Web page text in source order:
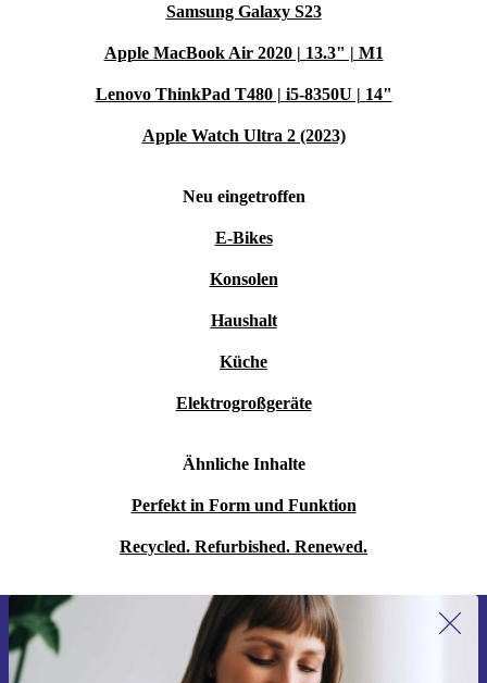
Samsung Galaxy S23
Apple MacBook Air 2020 | 13.3" | M1
Lenovo ThinkPad T480 | i5-8350U | 14"
Apple Watch Ultra 2 (2023)
Neu eingetroffen
E-Bikes
Konsolen
Haushalt
Küche
Elektrogroßgeräte
Ähnliche Inhalte
Perfekt in Form und Funktion
Recycled. Refurbished. Renewed.
Erstmals zum Newsletter anmelden,
15 € sparen!